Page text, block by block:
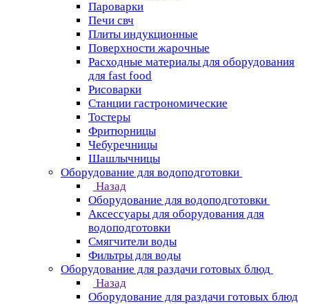
Пароварки
Печи свч
Плиты индукционные
Поверхности жарочные
Расходные материалы для оборудования
для fast food
Рисоварки
Станции гастрономические
Тостеры
Фритюрницы
Чебуречницы
Шашлычницы
Оборудование для водоподготовки
Назад
Оборудование для водоподготовки
Аксессуары для оборудования для
водоподготовки
Смягчители воды
Фильтры для воды
Оборудование для раздачи готовых блюд
Назад
Оборудование для раздачи готовых блюд